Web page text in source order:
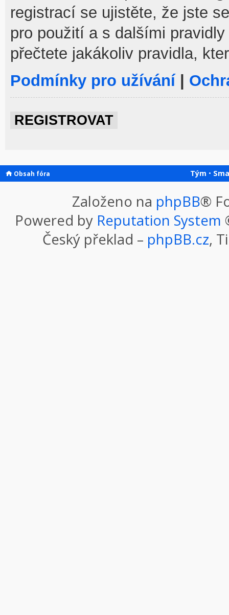
registrací se ujistěte, že jste
pro použití a s dalšími
přečtete jakákoliv pravidla,
Podmínky pro užívání|
REGISTROVAT
Obsah fóra Tým •
Založeno na phpBB®
Powered by Reputation System
Český překlad – phpBB.cz,